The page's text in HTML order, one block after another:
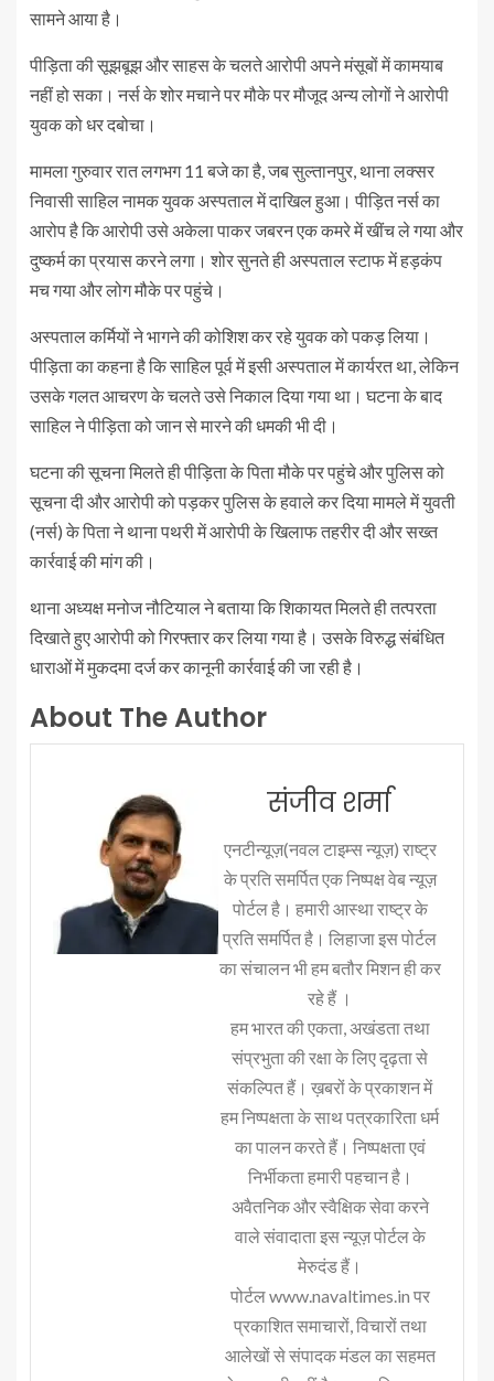
सामने आया है।
पीड़िता की सूझबूझ और साहस के चलते आरोपी अपने मंसूबों में कामयाब
नहीं हो सका। नर्स के शोर मचाने पर मौके पर मौजूद अन्य लोगों ने आरोपी
युवक को धर दबोचा।
मामला गुरुवार रात लगभग 11 बजे का है, जब सुल्तानपुर, थाना लक्सर
निवासी साहिल नामक युवक अस्पताल में दाखिल हुआ। पीड़ित नर्स का
आरोप है कि आरोपी उसे अकेला पाकर जबरन एक कमरे में खींच ले गया और
दुष्कर्म का प्रयास करने लगा। शोर सुनते ही अस्पताल स्टाफ में हड़कंप
मच गया और लोग मौके पर पहुंचे।
अस्पताल कर्मियों ने भागने की कोशिश कर रहे युवक को पकड़ लिया।
पीड़िता का कहना है कि साहिल पूर्व में इसी अस्पताल में कार्यरत था, लेकिन
उसके गलत आचरण के चलते उसे निकाल दिया गया था। घटना के बाद
साहिल ने पीड़िता को जान से मारने की धमकी भी दी।
घटना की सूचना मिलते ही पीड़िता के पिता मौके पर पहुंचे और पुलिस को
सूचना दी और आरोपी को पड़कर पुलिस के हवाले कर दिया मामले में युवती
(नर्स) के पिता ने थाना पथरी में आरोपी के खिलाफ तहरीर दी और सख्त
कार्रवाई की मांग की।
थाना अध्यक्ष मनोज नौटियाल ने बताया कि शिकायत मिलते ही तत्परता
दिखाते हुए आरोपी को गिरफ्तार कर लिया गया है। उसके विरुद्ध संबंधित
धाराओं में मुकदमा दर्ज कर कानूनी कार्रवाई की जा रही है।
About The Author
संजीव शर्मा
एनटीन्यूज़(नवल टाइम्स न्यूज़) राष्ट्र
के प्रति समर्पित एक निष्पक्ष वेब न्यूज़
पोर्टल है। हमारी आस्था राष्ट्र के
प्रति समर्पित है। लिहाजा इस पोर्टल
का संचालन भी हम बतौर मिशन ही कर
रहे हैं ।
हम भारत की एकता, अखंडता तथा
संप्रभुता की रक्षा के लिए दृढ़ता से
संकल्पित हैं। ख़बरों के प्रकाशन में
हम निष्पक्षता के साथ पत्रकारिता धर्म
का पालन करते हैं। निष्पक्षता एवं
निर्भीकता हमारी पहचान है।
अवैतनिक और स्वैक्षिक सेवा करने
वाले संवादाता इस न्यूज़ पोर्टल के
मेरुदंड हैं।
पोर्टल www.navaltimes.in पर
प्रकाशित समाचारों, विचारों तथा
आलेखों से संपादक मंडल का सहमत